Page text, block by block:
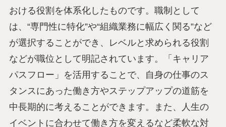
おける役割を体系化したものです。職制として
は、“専門性に特化”や“組織業務に幅広く関る”など
が選択することができ、レベルと求められる役割
などが職位として明記されています。「キャリア
パスフロー」を活用することで、自身の仕事のス
タンスにあった働き方やステップアップの道筋を
中長期的に考えることができます。また、人生の
イベントに合わせて働き方を変えるなど柔軟な対